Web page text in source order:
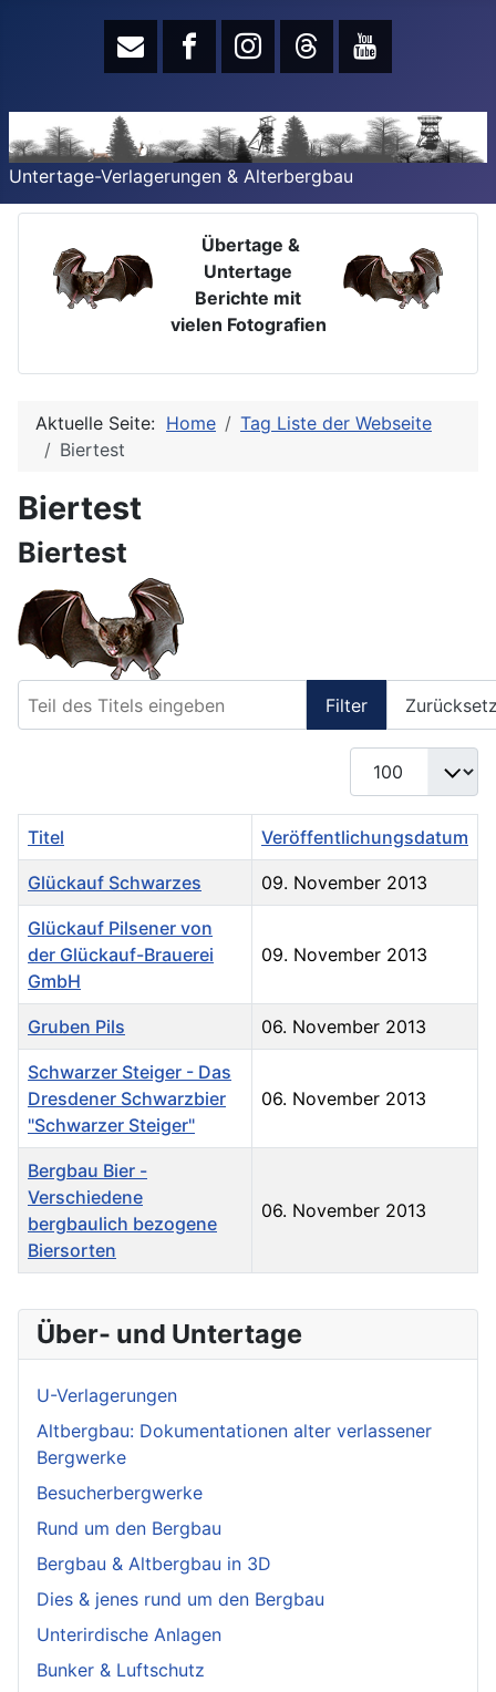
Untertage-Verlagerungen & Alterbergbau
Übertage &
Untertage
Berichte mit
vielen Fotografien
Aktuelle Seite: Home
Tag Liste der Webseite
Biertest
Biertest
Biertest
Filter
Anzeige #
Titel Veröffentlichungsdatum
Glückauf Schwarzes 09. November 2013
Glückauf Pilsener von
der Glückauf-Brauerei
GmbH
09. November 2013
Gruben Pils 06. November 2013
Schwarzer Steiger - Das
Dresdener Schwarzbier
"Schwarzer Steiger"
06. November 2013
Bergbau Bier -
Verschiedene
bergbaulich bezogene
Biersorten
06. November 2013
Über- und Untertage
U-Verlagerungen
Altbergbau: Dokumentationen alter verlassener
Bergwerke
Besucherbergwerke
Rund um den Bergbau
Bergbau & Altbergbau in 3D
Dies & jenes rund um den Bergbau
Unterirdische Anlagen
Bunker & Luftschutz